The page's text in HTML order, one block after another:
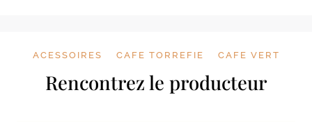
ACESSOIRES CAFE TORREFIE CAFE VERT
Rencontrez le producteur